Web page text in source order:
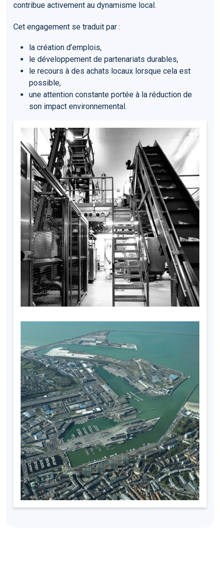
contribue activement au dynamisme local.
Cet engagement se traduit par :
la création d’emplois,
le développement de partenariats durables,
le recours à des achats locaux lorsque cela est
possible,
une attention constante portée à la réduction de
son impact environnemental.